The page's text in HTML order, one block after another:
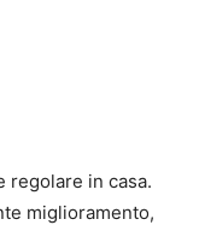
regolare in casa.
miglioramento,